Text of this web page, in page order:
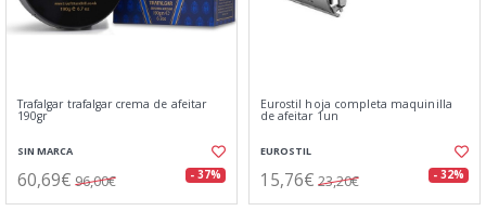
Trafalgar trafalgar crema de afeitar
190gr
SIN MARCA
60,69€ 96,00€ - 37%
Eurostil hoja completa maquinilla
de afeitar 1un
EUROSTIL
15,76€ 23,20€ - 32%